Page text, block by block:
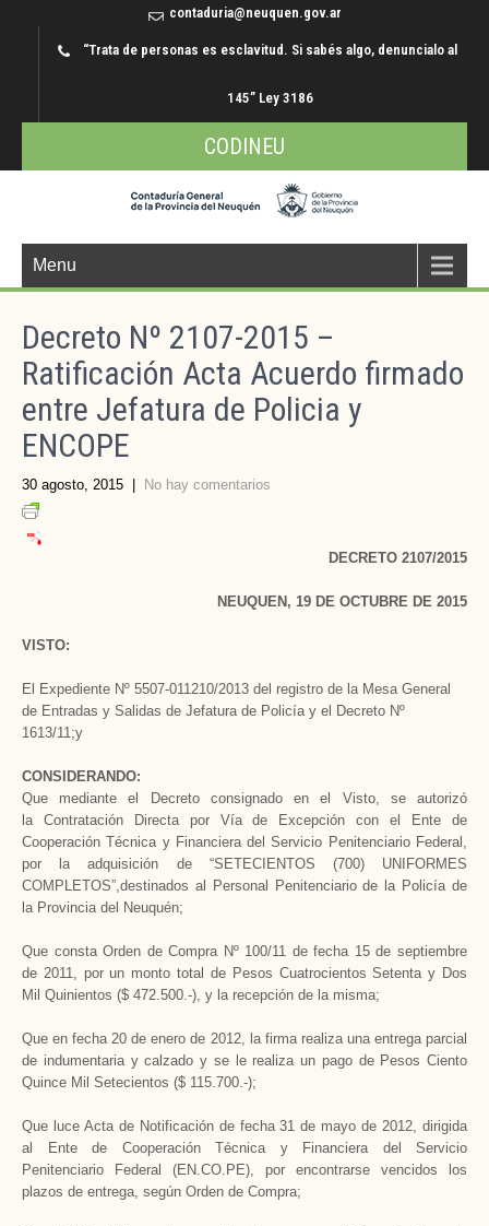
contaduria@neuquen.gov.ar
“Trata de personas es esclavitud. Si sabés algo, denuncialo al
145” Ley 3186
CODINEU
Menu
Decreto Nº 2107-2015 –
Ratificación Acta Acuerdo firmado
entre Jefatura de Policia y
ENCOPE
30 agosto, 2015 No hay comentarios
DECRETO 2107/2015
NEUQUEN, 19 DE OCTUBRE DE 2015
VISTO:
El Expediente Nº 5507-011210/2013 del registro de la Mesa General
de Entradas y Salidas de Jefatura de Policía y el Decreto Nº
1613/11;y
CONSIDERANDO:
Que mediante el Decreto consignado en el Visto, se autorizó
la Contratación Directa por Vía de Excepción con el Ente de
Cooperación Técnica y Financiera del Servicio Penitenciario Federal,
por la adquisición de “SETECIENTOS (700) UNIFORMES
COMPLETOS”,destinados al Personal Penitenciario de la Policía de
la Provincia del Neuquén;
Que consta Orden de Compra Nº 100/11 de fecha 15 de septiembre
de 2011, por un monto total de Pesos Cuatrocientos Setenta y Dos
Mil Quinientos ($ 472.500.-), y la recepción de la misma;
Que en fecha 20 de enero de 2012, la firma realiza una entrega parcial
de indumentaria y calzado y se le realiza un pago de Pesos Ciento
Quince Mil Setecientos ($ 115.700.-);
Que luce Acta de Notificación de fecha 31 de mayo de 2012, dirigida
al Ente de Cooperación Técnica y Financiera del Servicio
Penitenciario Federal (EN.CO.PE), por encontrarse vencidos los
plazos de entrega, según Orden de Compra;